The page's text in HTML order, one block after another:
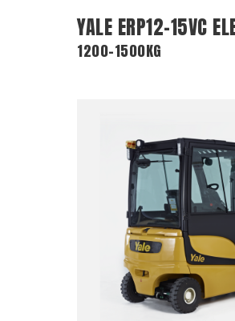
YALE ERP12-15VC
1200-1500KG